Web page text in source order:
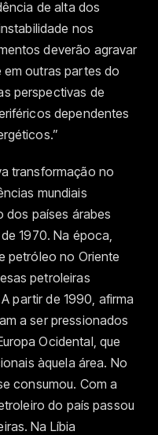
de alta dos
nos
deverão agravar
outras partes do
perspectivas de
dependentes
transformação no
mundiais
dos países árabes
1970. Na época,
petróleo no Oriente
petroleiras
partir de 1990, afirma
a ser pressionados
Ocidental, que
àquela área. No
consumou. Com a
do país passou
Na Líbia